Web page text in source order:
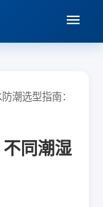
潮选型指南：
同潮湿